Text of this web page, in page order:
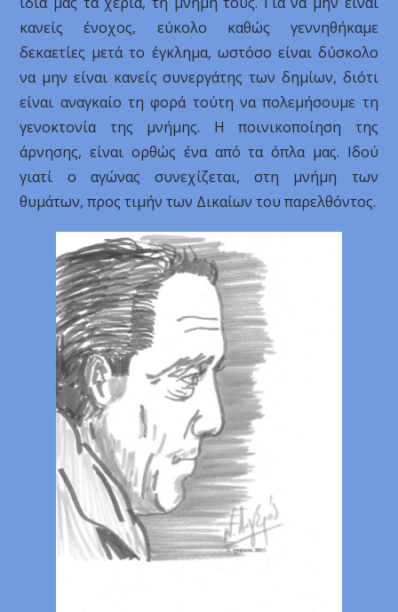
κανείς ένοχος, εύκολο καθώς γεννηθήκαμε
δεκαετίες μετά το έγκλημα, ωστόσο είναι δύσκολο
να μην είναι κανείς συνεργάτης των δημίων, διότι
είναι αναγκαίο τη φορά τούτη να πολεμήσουμε τη
γενοκτονία της μνήμης. Η ποινικοποίηση της
άρνησης, είναι ορθώς ένα από τα όπλα μας. Ιδού
γιατί ο αγώνας συνεχίζεται, στη μνήμη των
θυμάτων, προς τιμήν των Δικαίων του παρελθόντος.